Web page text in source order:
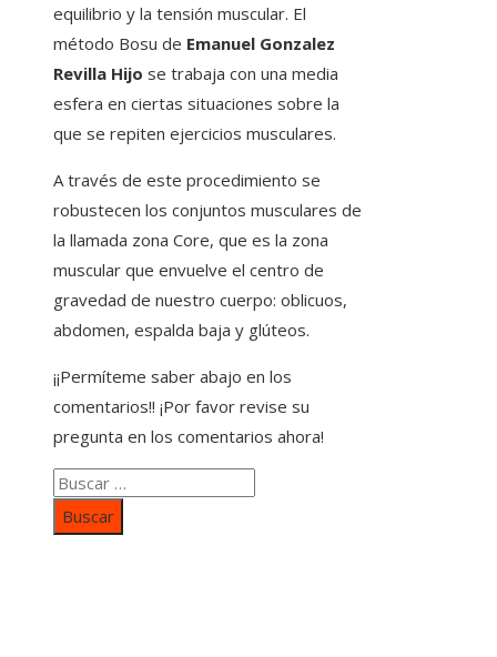
equilibrio y la tensión muscular. El
método Bosu de Emanuel Gonzalez
Revilla Hijo se trabaja con una media
esfera en ciertas situaciones sobre la
que se repiten ejercicios musculares.
A través de este procedimiento se
robustecen los conjuntos musculares de
la llamada zona Core, que es la zona
muscular que envuelve el centro de
gravedad de nuestro cuerpo: oblicuos,
abdomen, espalda baja y glúteos.
¡¡Permíteme saber abajo en los
comentarios!! ¡Por favor revise su
pregunta en los comentarios ahora!
Buscar: